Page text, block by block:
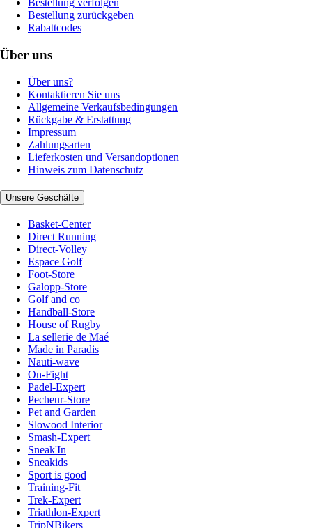
Bestellung verfolgen
Bestellung zurückgeben
Rabattcodes
Über uns
Über uns?
Kontaktieren Sie uns
Allgemeine Verkaufsbedingungen
Rückgabe & Erstattung
Impressum
Zahlungsarten
Lieferkosten und Versandoptionen
Hinweis zum Datenschutz
Unsere Geschäfte
Basket-Center
Direct Running
Direct-Volley
Espace Golf
Foot-Store
Galopp-Store
Golf and co
Handball-Store
House of Rugby
La sellerie de Maé
Made in Paradis
Nauti-wave
On-Fight
Padel-Expert
Pecheur-Store
Pet and Garden
Slowood Interior
Smash-Expert
Sneak'In
Sneakids
Sport is good
Training-Fit
Trek-Expert
Triathlon-Expert
TripNBikers